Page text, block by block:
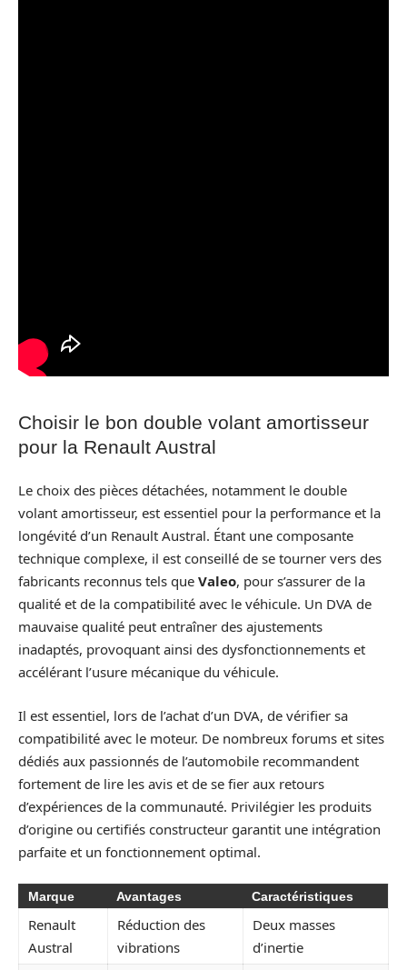
Choisir le bon double volant amortisseur
pour la Renault Austral
Le choix des pièces détachées, notamment le double
volant amortisseur, est essentiel pour la performance et la
longévité d’un Renault Austral. Étant une composante
technique complexe, il est conseillé de se tourner vers des
fabricants reconnus tels que Valeo, pour s’assurer de la
qualité et de la compatibilité avec le véhicule. Un DVA de
mauvaise qualité peut entraîner des ajustements
inadaptés, provoquant ainsi des dysfonctionnements et
accélérant l’usure mécanique du véhicule.
Il est essentiel, lors de l’achat d’un DVA, de vérifier sa
compatibilité avec le moteur. De nombreux forums et sites
dédiés aux passionnés de l’automobile recommandent
fortement de lire les avis et de se fier aux retours
d’expériences de la communauté. Privilégier les produits
d’origine ou certifiés constructeur garantit une intégration
parfaite et un fonctionnement optimal.
Marque Avantages Caractéristiques
Renault
Austral
Réduction des
vibrations
Deux masses
d’inertie